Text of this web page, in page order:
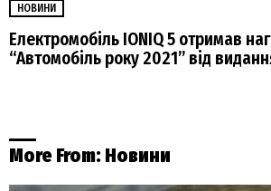
НОВИНИ
Електромобіль IONIQ 5 отримав
“Автомобіль року 2021” від
More From: Новини